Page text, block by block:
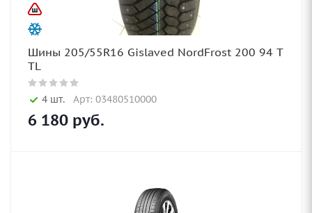
Шины 205/55R16 Gislaved NordFrost 200 94 T
TL
4 шт. Арт: 03480510000
6 180 руб.